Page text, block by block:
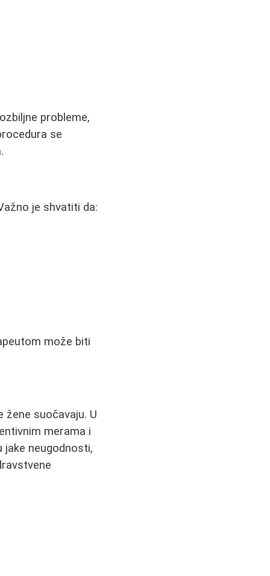
probleme,
se
je shvatiti da:
može biti
suočavaju. U
merama i
neugodnosti,